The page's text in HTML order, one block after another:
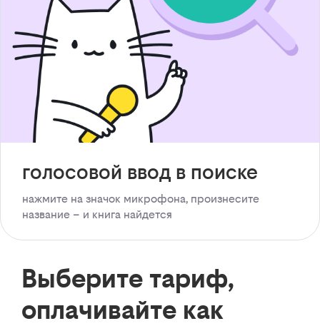
голосовой ввод в поиске
нажмите на значок микрофона, произнесите
название – и книга найдется
Выберите тариф,
оплачивайте как